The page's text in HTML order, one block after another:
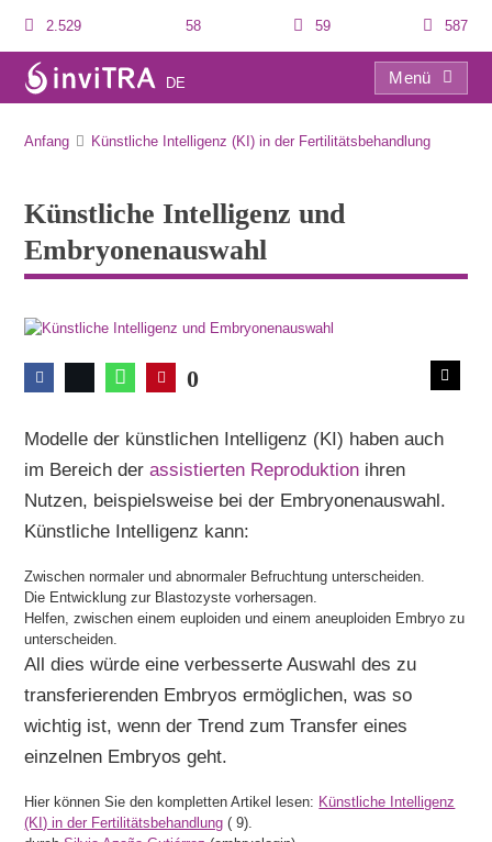
2.529 58 59 587
DE
Menü
Anfang Künstliche Intelligenz (KI) in der Fertilitätsbehandlung
Künstliche Intelligenz und
Embryonenauswahl
0
Modelle der künstlichen Intelligenz (KI) haben auch
im Bereich derassistierten Reproduktion ihren
Nutzen, beispielsweise bei der Embryonenauswahl.
Künstliche Intelligenz kann:
Zwischen normaler und abnormaler Befruchtung unterscheiden.
Die Entwicklung zur Blastozyste vorhersagen.
Helfen, zwischen einem euploiden und einem aneuploiden Embryo zu
unterscheiden.
All dies würde eine verbesserte Auswahl des zu
transferierenden Embryos ermöglichen, was so
wichtig ist, wenn der Trend zum Transfer eines
einzelnen Embryos geht.
Hier können Sie den kompletten Artikel lesen: Künstliche Intelligenz
(KI) in der Fertilitätsbehandlung ( 9).